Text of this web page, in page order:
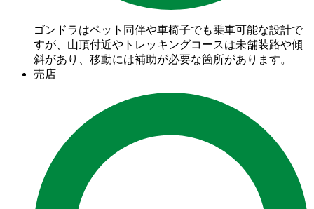
ゴンドラはペット同伴や車椅子でも乗車可能な設計で
すが、山頂付近やトレッキングコースは未舗装路や傾
斜があり、移動には補助が必要な箇所があります。
売店